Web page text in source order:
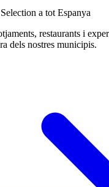
a tot Espanya
restaurants i
dels nostres municipis.